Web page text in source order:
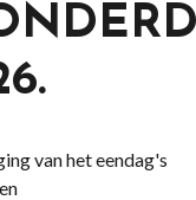
van het eendag's